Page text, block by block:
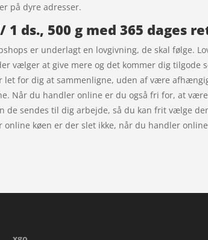
på dyre adresser.
ds., 500 g med 365 dages
er underlagt en lovgivning, de skal følge.
vælger at give mere og det kommer dig tilgode
for dig at sammenligne, uden af være
Når du handler online er du også fri for, at
sendes til dig arbejde, så du kan frit vælge
køen er der slet ikke, når du handler